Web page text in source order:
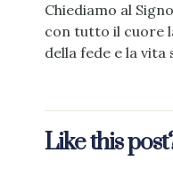
Chiediamo al
con tutto il cuore
della fede e la vita
Like this